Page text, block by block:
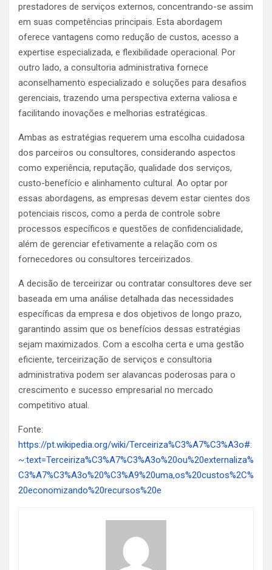
prestadores de serviços externos, concentrando-se assim
em suas competências principais. Esta abordagem
oferece vantagens como redução de custos, acesso a
expertise especializada, e flexibilidade operacional. Por
outro lado, a consultoria administrativa fornece
aconselhamento especializado e soluções para desafios
gerenciais, trazendo uma perspectiva externa valiosa e
facilitando inovações e melhorias estratégicas.
Ambas as estratégias requerem uma escolha cuidadosa
dos parceiros ou consultores, considerando aspectos
como experiência, reputação, qualidade dos serviços,
custo-benefício e alinhamento cultural. Ao optar por
essas abordagens, as empresas devem estar cientes dos
potenciais riscos, como a perda de controle sobre
processos específicos e questões de confidencialidade,
além de gerenciar efetivamente a relação com os
fornecedores ou consultores terceirizados.
A decisão de terceirizar ou contratar consultores deve ser
baseada em uma análise detalhada das necessidades
específicas da empresa e dos objetivos de longo prazo,
garantindo assim que os benefícios dessas estratégias
sejam maximizados. Com a escolha certa e uma gestão
eficiente, terceirização de serviços e consultoria
administrativa podem ser alavancas poderosas para o
crescimento e sucesso empresarial no mercado
competitivo atual.
Fonte:
https://pt.wikipedia.org/wiki/Terceiriza%C3%A7%C3%A3o#:
~:text=Terceiriza%C3%A7%C3%A3o%20ou%20externaliza%
C3%A7%C3%A3o%20%C3%A9%20uma,os%20custos%2C%
20economizando%20recursos%20e